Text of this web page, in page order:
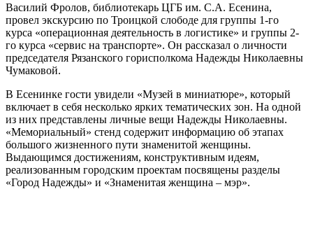
Василий Фролов, библиотекарь ЦГБ им. С.А. Есенина,
провел экскурсию по Троицкой слободе для группы 1-го
курса «операционная деятельность в логистике» и группы 2-
го курса «сервис на транспорте». Он рассказал о личности
председателя Рязанского горисполкома Надежды Николаевны
Чумаковой.
В Есенинке гости увидели «Музей в миниатюре», который
включает в себя несколько ярких тематических зон. На одной
из них представлены личные вещи Надежды Николаевны.
«Мемориальный» стенд содержит информацию об этапах
большого жизненного пути знаменитой женщины.
Выдающимся достижениям, конструктивным идеям,
реализованным городским проектам посвящены разделы
«Город Надежды» и «Знаменитая женщина – мэр».